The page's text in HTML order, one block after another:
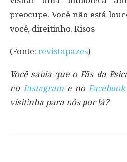
preocupe. Você não está
você, direitinho. Risos
(Fonte: revistapazes)
Você sabia que o Fãs da
no Instagrame no Facebook
visitinha para nós por lá?